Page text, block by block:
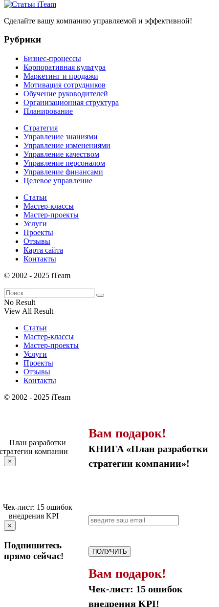
Сделайте вашу компанию управляемой и эффективной!
Рубрики
Бизнес-процессы
Корпоративная культура
Маркетинг и продажи
Мотивация сотрудников
Обучение руководителей
Организационная структура
Планирование
Стратегия
Управление знаниями
Управление изменениями
Управление качеством
Управление персоналом
Управление финансами
Целевое управление
Статьи
Мастер-классы
Мастер-проекты
Услуги
Проекты
Отзывы
Карта сайта
Контакты
© 2002 - 2025 iTeam
No Result
View All Result
Статьи
Мастер-классы
Мастер-проекты
Услуги
Проекты
Отзывы
Контакты
© 2002 - 2025 iTeam
Вам подарок!
КНИГА «План разработки
стратегии компании»!
ПОЛУЧИТЬ
×
Вам подарок!
Чек-лист: 15 ошибок
внедрения KPI!
×
Подпишитесь
прямо сейчас!